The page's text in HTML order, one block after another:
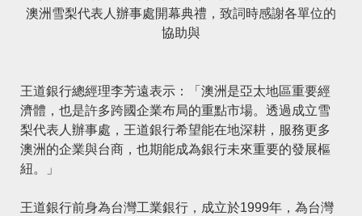
澳洲雪梨代表人辦事處開幕典禮，致詞時感謝各單位的
協助與
王道銀行總經理李芳遠表示：「澳洲是亞太地區重要經
濟體，也是許多跨國企業布局的重點市場。透過成立雪
梨代表人辦事處，王道銀行希望能在地深耕，服務更多
澳洲的企業與台商，也期能成為銀行未來重要的發展樞
紐。」
王道銀行前身為台灣工業銀行，成立於1999年，為台灣